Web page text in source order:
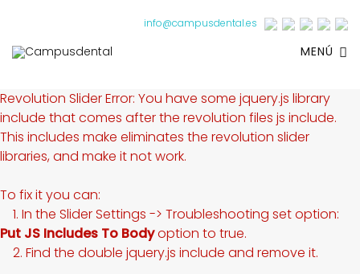
info@campusdental.es
MENÚ
Revolution Slider Error: You have some jquery.js library
include that comes after the revolution files js include.
This includes make eliminates the revolution slider
libraries, and make it not work.
To fix it you can:
1. In the Slider Settings -> Troubleshooting set option:
Put JS Includes To Bodyoption to true.
2. Find the double jquery.js include and remove it.